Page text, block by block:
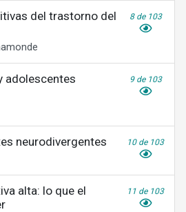
del trastorno del
8 de 103
adolescentes
9 de 103
neurodivergentes 10 de 103
alta: lo que el
11 de 103